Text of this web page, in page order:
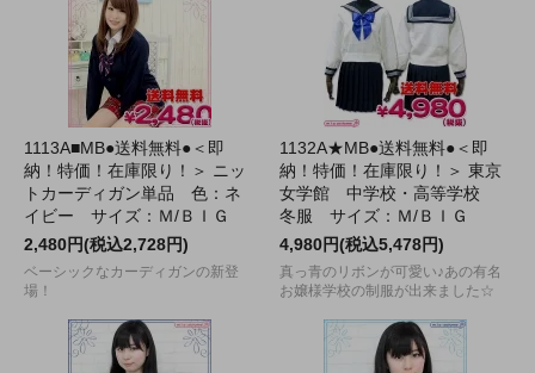
1113A■MB●送料無料●＜即
納！特価！在庫限り！＞ ニッ
トカーディガン単品 色：ネ
イビー サイズ：Ｍ/ＢＩＧ
2,480円(税込2,728円)
ベーシックなカーディガンの新登
場！
1132A★MB●送料無料●＜即
納！特価！在庫限り！＞ 東京
女学館 中学校・高等学校
冬服 サイズ：Ｍ/ＢＩＧ
4,980円(税込5,478円)
真っ青のリボンが可愛い♪あの有名
お嬢様学校の制服が出来ました☆